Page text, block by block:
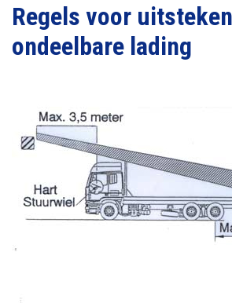
Regels voor
ondeelbare lading